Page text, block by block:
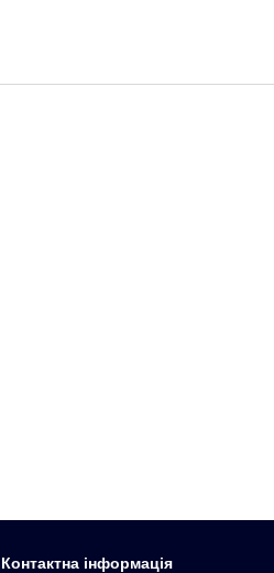
Контактна інформація